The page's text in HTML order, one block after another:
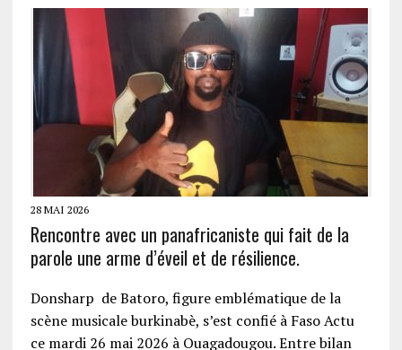
28 MAI 2026
Rencontre avec un panafricaniste qui fait de la
parole une arme d’éveil et de résilience.
Donsharp de Batoro, figure emblématique de la
scène musicale burkinabè, s’est confié à Faso Actu
ce mardi 26 mai 2026 à Ouagadougou. Entre bilan